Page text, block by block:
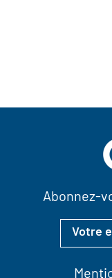
Abonnez-